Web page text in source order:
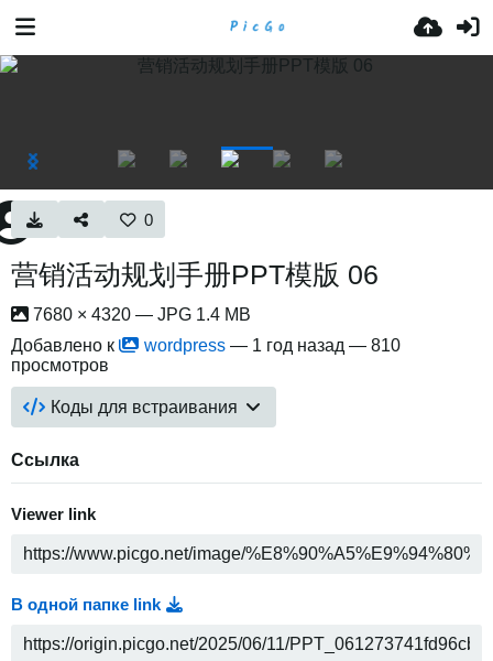
0
营销活动规划手册PPT模版 06
7680 × 4320 — JPG 1.4 MB
Добавлено к
wordpress — 1 год назад — 810
просмотров
Коды для встраивания
Ссылка
Viewer link
В одной папке link